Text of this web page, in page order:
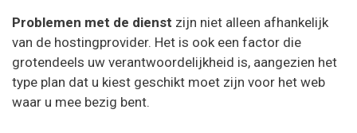
Kinsta
Contabo
liquidweb
Problemen met de dienst zijn niet alleen afhankelijk
van de hostingprovider. Het is ook een factor die
grotendeels uw verantwoordelijkheid is, aangezien het
type plan dat u kiest geschikt moet zijn voor het web
waar u mee bezig bent.